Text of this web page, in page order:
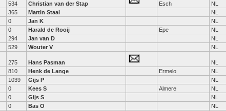
534 Christian van der Stap Esch
NL
365 Martin Staal
NL
0 Jan K
NL
0 Harald de Rooij Epe
NL
294 Jan van D
NL
529 Wouter V NL
275 Hans Pasman
NL
810 Henk de Lange Ermelo
NL
1039 Gijs P
NL
0 Kees S Almere
NL
0 Gijs S
NL
0 Bas O
NL